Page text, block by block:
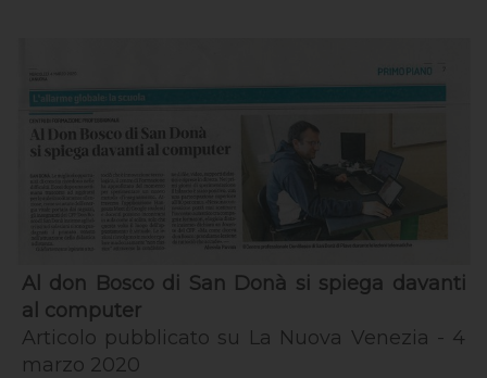
Al don Bosco di San Donà si spiega davanti
al computer
Articolo pubblicato su La Nuova Venezia - 4
marzo 2020